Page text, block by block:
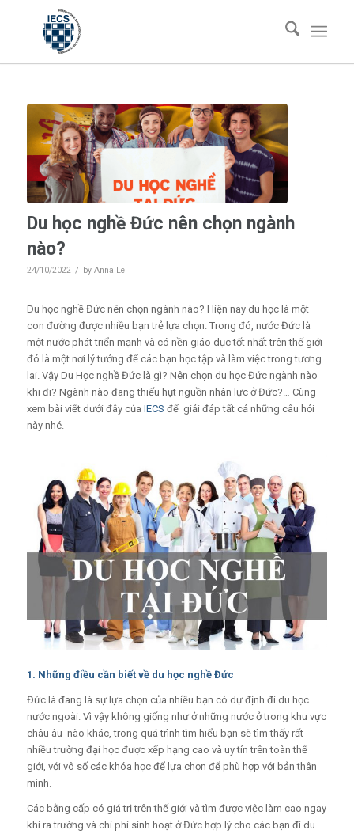
Du học nghề Đức nên chọn ngành
nào?
24/10/2022 / by Anna Le
Du học nghề Đức nên chọn ngành nào? Hiện nay du học là một
con đường được nhiều bạn trẻ lựa chọn. Trong đó, nước Đức là
một nước phát triển mạnh và có nền giáo dục tốt nhất trên thế giới
đó là một nơi lý tưởng để các bạn học tập và làm việc trong tương
lai. Vậy Du Học nghề Đức là gì? Nên chọn du học Đức ngành nào
khi đi? Ngành nào đang thiếu hụt nguồn nhân lực ở Đức?… Cùng
xem bài viết dưới đây của IECS để giải đáp tất cả những câu hỏi
này nhé.
1. Những điều cần biết về du học nghề Đức
Đức là đang là sự lựa chọn của nhiều bạn có dự định đi du học
nước ngoài. Vì vậy không giống như ở những nước ở trong khu vực
châu âu nào khác, trong quá trình tìm hiểu bạn sẽ tìm thấy rất
nhiều trường đại học được xếp hạng cao và uy tín trên toàn thế
giới, với vô số các khóa học để lựa chọn để phù hợp với bản thân
mình.
Các bằng cấp có giá trị trên thế giới và tìm được việc làm cao ngay
khi ra trường và chi phí sinh hoạt ở Đức hợp lý cho các bạn đi du